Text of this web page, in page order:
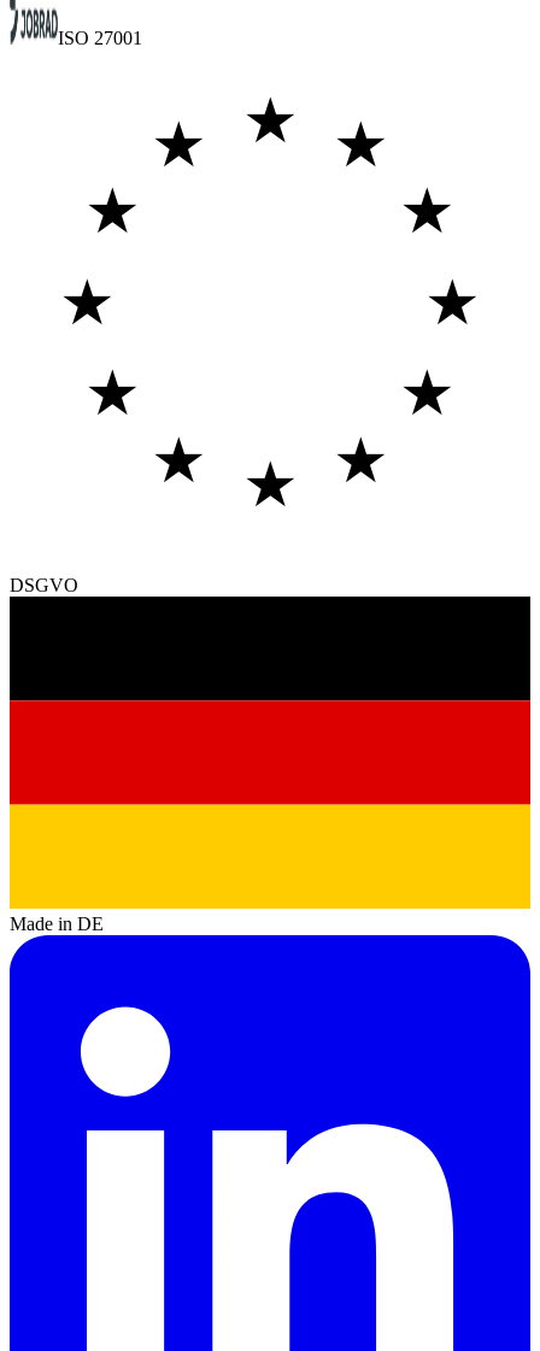
ISO 27001
★
★
★
★
★
★
★
★
★
★
★
★
DSGVO
Made in DE